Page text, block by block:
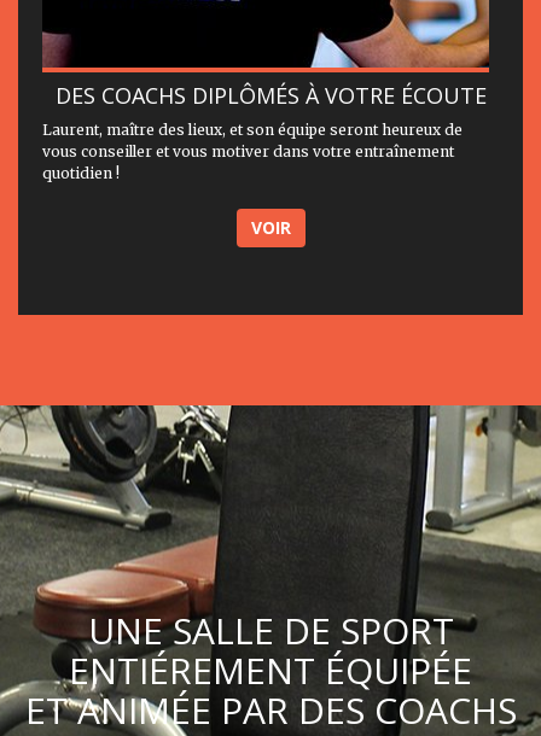
DES COACHS DIPLÔMÉS À VOTRE ÉCOUTE
Laurent, maître des lieux, et son équipe seront heureux de
vous conseiller et vous motiver dans votre entraînement
quotidien !
VOIR
UNE SALLE DE SPORT
ENTIÉREMENT ÉQUIPÉE
ET ANIMÉE PAR DES COACHS